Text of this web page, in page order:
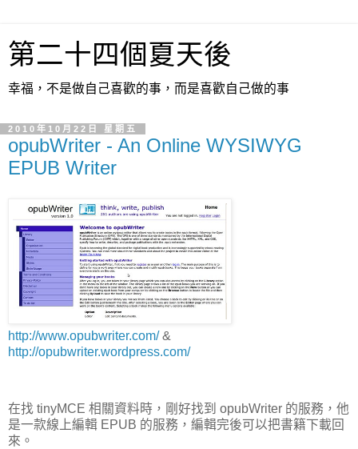
第二十四個夏天後
幸福，不是做自己喜歡的事，而是喜歡自己做的事
2010年10月22日 星期五
opubWriter - An Online WYSIWYG
EPUB Writer
http://www.opubwriter.com/&
http://opubwriter.wordpress.com/
在找 tinyMCE 相關資料時，剛好找到 opubWriter 的服務，他
是一款線上編輯 EPUB 的服務，編輯完後可以把書籍下載回
來。